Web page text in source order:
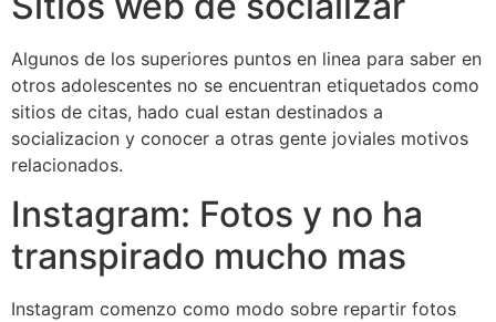
Algunos de los superiores puntos en linea para saber en
otros adolescentes no se encuentran etiquetados como
sitios de citas, hado cual estan destinados a
socializacion y conocer a otras gente joviales motivos
relacionados.
Instagram: Fotos y no ha
transpirado mucho mas
Instagram comenzo como modo sobre repartir fotos